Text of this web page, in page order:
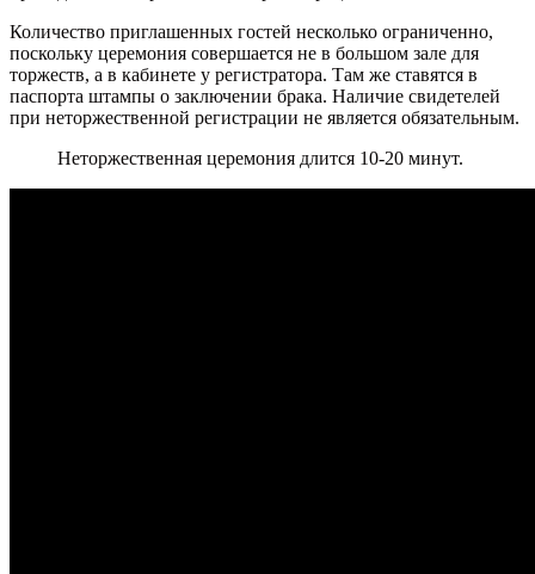
Количество приглашенных гостей несколько ограниченно,
поскольку церемония совершается не в большом зале для
торжеств, а в кабинете у регистратора. Там же ставятся в
паспорта штампы о заключении брака. Наличие свидетелей
при неторжественной регистрации не является обязательным.
Неторжественная церемония длится 10-20 минут.